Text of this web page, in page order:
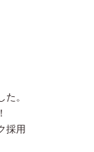
。
採用